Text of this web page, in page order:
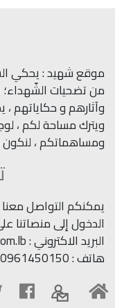
موقع شهيد : يحكي
من تضحيات
وآثارهم و حكاياتهم ،
ويترك مساحة لكم ،
ومساهماتكم ، لنكون
يمكنكم التواصل معنا
الدخول إلى منصاتنا
البريد الاكتروني : info@shaheed.com.lb
هاتف : 00961450150